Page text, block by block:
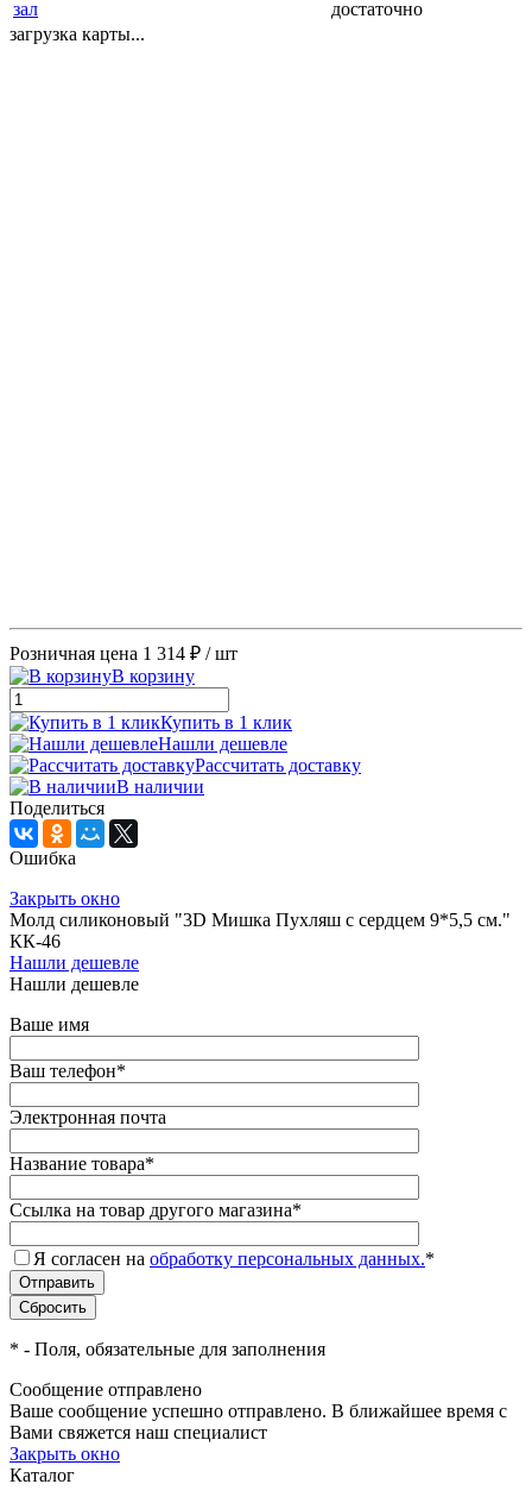
зал
достаточно
загрузка карты...
Розничная цена 1 314 ₽ / шт
В корзину
Купить в 1 клик
Нашли дешевле
Рассчитать доставку
В наличии
Поделиться
Ошибка
Закрыть окно
Молд силиконовый "3D Мишка Пухляш с сердцем 9*5,5 см."
КК-46
Нашли дешевле
Нашли дешевле
Ваше имя
Ваш телефон*
Электронная почта
Название товара*
Ссылка на товар другого магазина*
Я согласен на обработку персональных данных.*
* - Поля, обязательные для заполнения
Сообщение отправлено
Ваше сообщение успешно отправлено. В ближайшее время с
Вами свяжется наш специалист
Закрыть окно
Каталог